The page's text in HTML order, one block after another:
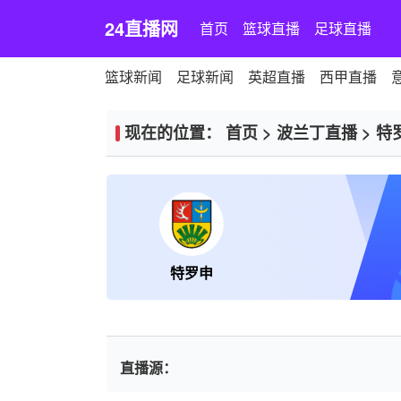
24直播网 首页 篮球直播 足球直播
篮球新闻 足球新闻 英超直播 西甲直播
现在的位置： 首页 > 波兰丁直播> 特
特罗申
直播源：